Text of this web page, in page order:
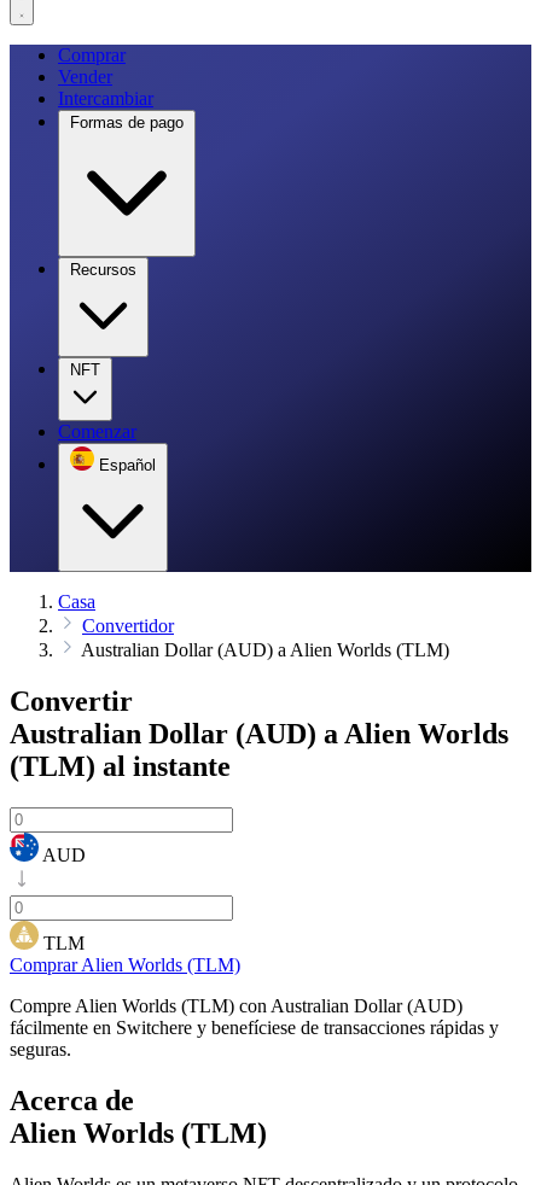
Comprar
Vender
Intercambiar
Formas de pago
Recursos
NFT
Comenzar
Español
Casa
Convertidor
Australian Dollar (AUD) a Alien Worlds (TLM)
Convertir
Australian Dollar (AUD) a Alien Worlds
(TLM) al instante
AUD
TLM
Comprar Alien Worlds (TLM)
Compre Alien Worlds (TLM) con Australian Dollar (AUD)
fácilmente en Switchere y benefíciese de transacciones rápidas y
seguras.
Acerca de
Alien Worlds (TLM)